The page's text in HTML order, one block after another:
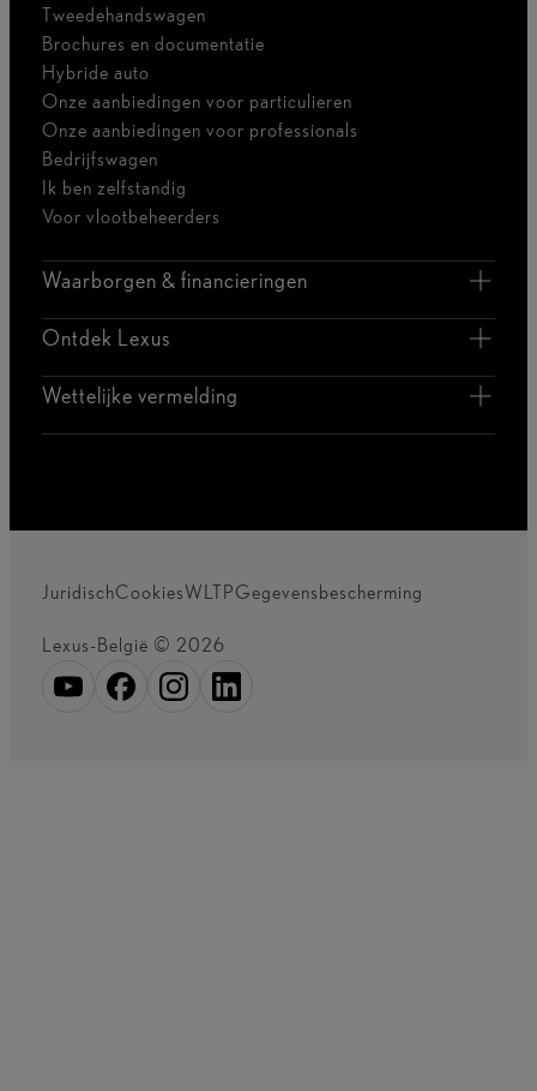
Tweedehandswagen
Brochures en documentatie
Hybride auto
Onze aanbiedingen voor particulieren
Onze aanbiedingen voor professionals
Bedrijfswagen
Ik ben zelfstandig
Voor vlootbeheerders
Waarborgen & financieringen
Ontdek Lexus
Wettelijke vermelding
JuridischCookiesWLTPGegevensbescherming
Lexus-België © 2026